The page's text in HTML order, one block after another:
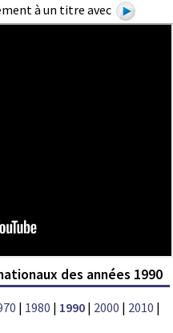
à un titre avec
des années 1990
| 1980 | 1990 | 2000 | 2010 |